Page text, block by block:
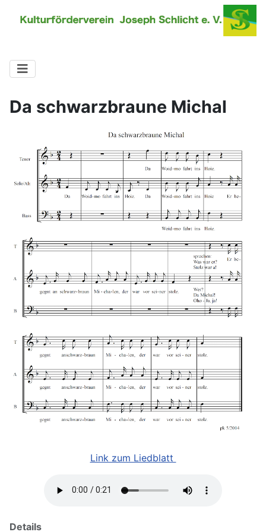
Da schwarzbraune Michal
Link zum Liedblatt
Details